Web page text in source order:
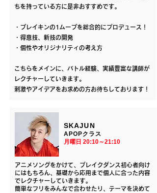
ちを持っている方に是非おすすめです。
・ブレイキンの1ムーブを総合的にプロデュース！
・得意技、新技の開発
・個性やオリジナリティの考え方
こちらをメインに、バトル経験、実績豊富な講師が
レクチャーしていきます。
​刺激やアイデアをお求めの方お待ちしております！
SKAJUN
​APOPクラス
​月曜日 20:10～21:10
アニメソングをかけて、ブレイクダンス初心者向け
にはもちろん、基礎から応用まで個人に合った内容
でレクチャーしていきます。
簡単なフリをみんなで合わせたり、テーマを決めて